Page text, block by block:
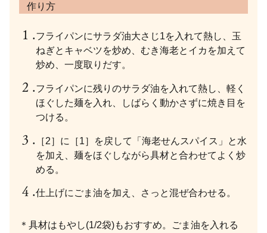
作り方
フライパンにサラダ油大さじ1を入れて熱し、玉
ねぎとキャベツを炒め、むき海老とイカを加えて
炒め、一度取りだす。
フライパンに残りのサラダ油を入れて熱し、軽く
ほぐした麺を入れ、しばらく動かさずに焼き目を
つける。
［2］に［1］を戻して「海老せんスパイス」と水
を加え、麺をほぐしながら具材と合わせてよく炒
める。
仕上げにごま油を加え、さっと混ぜ合わせる。
＊具材はもやし(1/2袋)もおすすめ。ごま油を入れる